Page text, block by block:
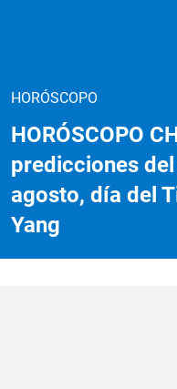
HORÓSCOPO
HORÓSCOPO
predicciones
agosto, día del
Yang